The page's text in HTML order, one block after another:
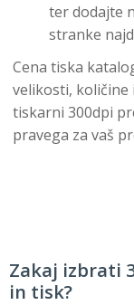
ter dodajte
stranke
Cena tiska
velikosti, količine
tiskarni 300dpi
pravega za vaš
Zakaj izbrati
in tisk?